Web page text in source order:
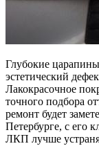
Глубокие
эстетический
Лакокрасочное
точного подбора
ремонт будет
Петербурге, с его
ЛКП лучше